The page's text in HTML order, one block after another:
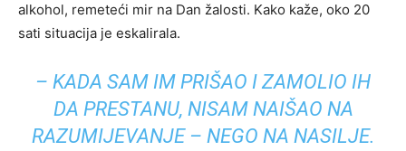
alkohol, remeteći mir na Dan žalosti. Kako kaže, oko 20
sati situacija je eskalirala.
– KADA SAM IM PRIŠAO I ZAMOLIO IH
DA PRESTANU, NISAM NAIŠAO NA
RAZUMIJEVANJE – NEGO NA NASILJE.